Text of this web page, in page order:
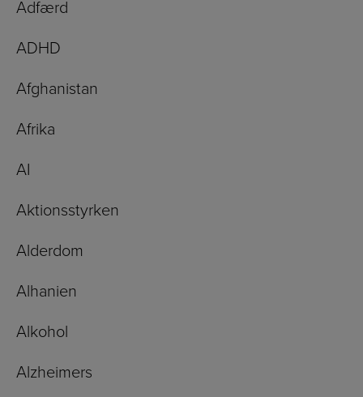
Adfærd
ADHD
Afghanistan
Afrika
AI
Aktionsstyrken
Alderdom
Alhanien
Alkohol
Alzheimers